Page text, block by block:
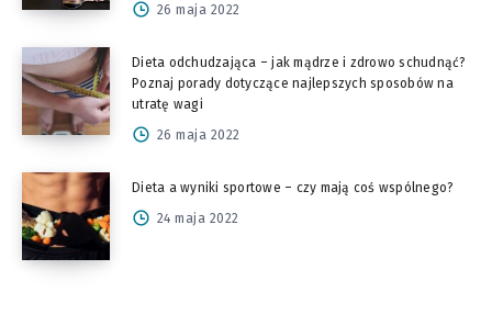
26 maja 2022
Dieta odchudzająca – jak mądrze i zdrowo schudnąć?
Poznaj porady dotyczące najlepszych sposobów na
utratę wagi
26 maja 2022
Dieta a wyniki sportowe – czy mają coś wspólnego?
24 maja 2022